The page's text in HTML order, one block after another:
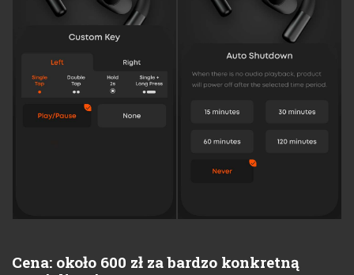
Cena: około 600 zł za bardzo konkretną